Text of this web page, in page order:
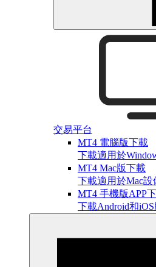
交易平台
MT4 電腦版下載
下載適用於
MT4 Mac版下載
下載適用於Mac
MT4 手機版APP
下載Android和